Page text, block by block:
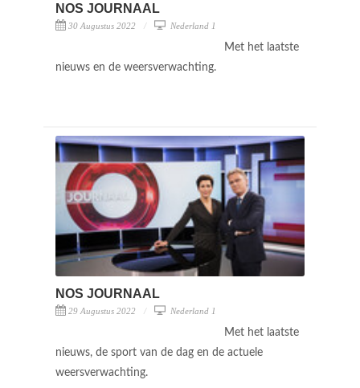
NOS JOURNAAL
30 Augustus 2022 Nederland 1
Met het laatste
nieuws en de weersverwachting.
NOS JOURNAAL
29 Augustus 2022 Nederland 1
Met het laatste
nieuws, de sport van de dag en de actuele
weersverwachting.